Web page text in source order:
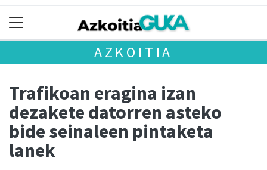
AZKOITIA
Trafikoan eragina izan
dezakete datorren asteko
bide seinaleen pintaketa
lanek